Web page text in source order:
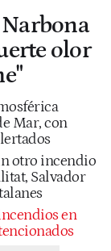
olor
Mar, con
otro incendio
Salvador
en